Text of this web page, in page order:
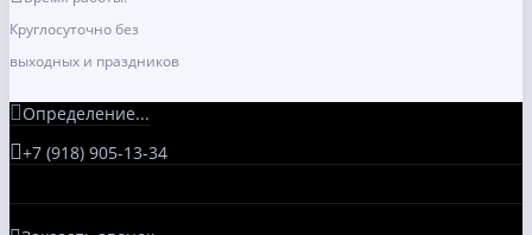
Круглосуточно без
выходных и праздников
Определение...
+7 (918) 905-13-34